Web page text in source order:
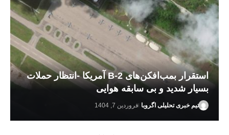
استقرار بمب‌افکن‌های B-2 آمریکا -انتظار حملات
بسیار شدید و بی سابقه هوایی
تیم خبری تحلیلی اگروبا فروردین 7, 1404